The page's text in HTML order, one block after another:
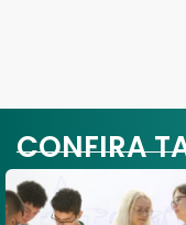
CONFIRA